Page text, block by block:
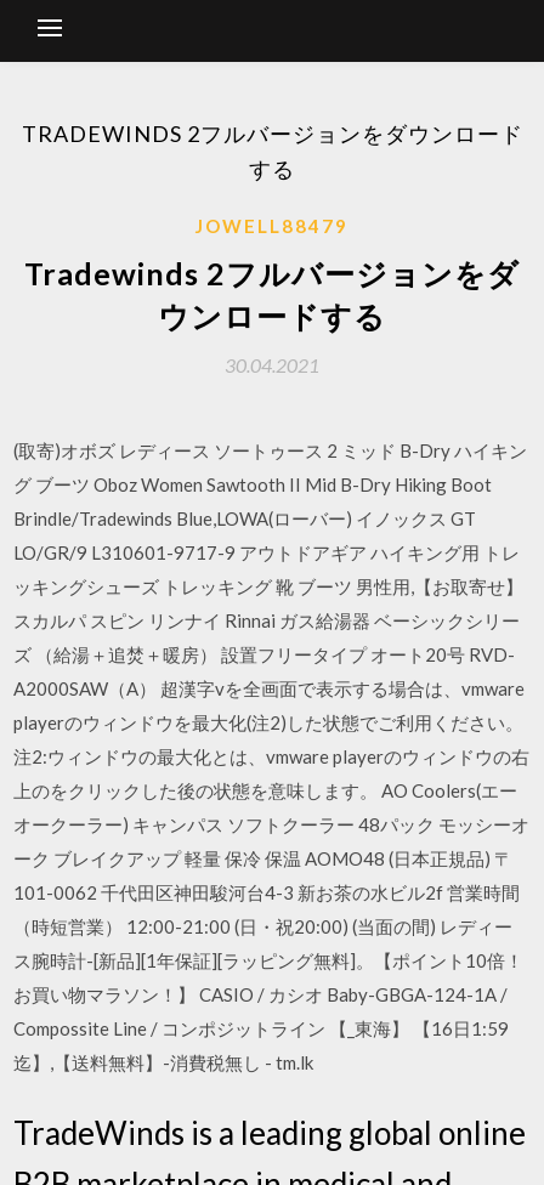
TRADEWINDS 2フルバージョンをダウンロード
する
JOWELL88479
Tradewinds 2フルバージョンをダ
ウンロードする
30.04.2021
(取寄)オボズ レディース ソートゥース 2 ミッド B-Dry ハイキン
グ ブーツ Oboz Women Sawtooth II Mid B-Dry Hiking Boot
Brindle/Tradewinds Blue,LOWA(ローバー) イノックス GT
LO/GR/9 L310601-9717-9 アウトドアギア ハイキング用 トレ
ッキングシューズ トレッキング 靴 ブーツ 男性用,【お取寄せ】
スカルパ スピン リンナイ Rinnai ガス給湯器 ベーシックシリー
ズ （給湯＋追焚＋暖房） 設置フリータイプ オート20号 RVD-
A2000SAW（A） 超漢字vを全画面で表示する場合は、vmware
playerのウィンドウを最大化(注2)した状態でご利用ください。
注2:ウィンドウの最大化とは、vmware playerのウィンドウの右
上のをクリックした後の状態を意味します。 AO Coolers(エー
オークーラー) キャンパス ソフトクーラー 48パック モッシーオ
ーク ブレイクアップ 軽量 保冷 保温 AOMO48 (日本正規品) 〒
101-0062 千代田区神田駿河台4-3 新お茶の水ビル2f 営業時間
（時短営業） 12:00-21:00 (日・祝20:00) (当面の間) レディー
ス腕時計-[新品][1年保証][ラッピング無料]。【ポイント10倍！
お買い物マラソン！】 CASIO / カシオ Baby-GBGA-124-1A /
Compossite Line / コンポジットライン 【_東海】 【16日1:59
迄】,【送料無料】-消費税無し - tm.lk
TradeWinds is a leading global online